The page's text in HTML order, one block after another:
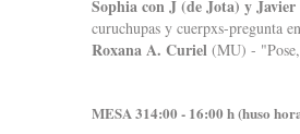
Sophia con J (de Jota) y
curuchupas y cuerpxs-pregunta
Roxana A. Curiel (MU) -
MESA 314:00 - 16:00 h (huso